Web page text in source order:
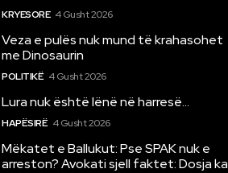
KRYESORE 4 Gusht 2026
Veza e pulës nuk mund të krahasohet
me Dinosaurin
POLITIKË 4 Gusht 2026
Lura nuk është lënë në harresë…
HAPËSIRË 4 Gusht 2026
Mëkatet e Ballukut: Pse SPAK nuk e
arreston? Avokati sjell faktet: Dosja ka